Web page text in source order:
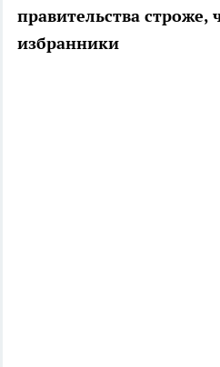
правительства
избранники